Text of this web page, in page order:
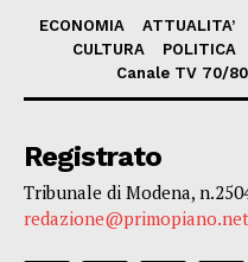
ECONOMIA ATTUALITA’
CULTURA
POLITICA
Canale TV 70/
Registrato
Tribunale di Modena,
redazione@primopiano.net